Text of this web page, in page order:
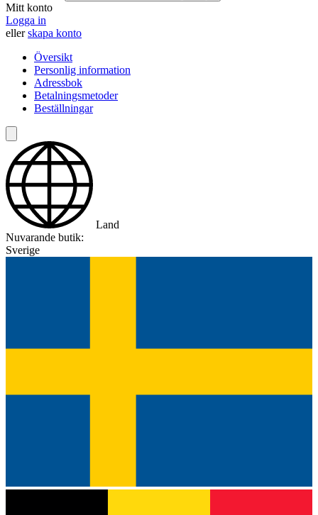
Mitt konto
Logga in
ellerskapa konto
Översikt
Personlig information
Adressbok
Betalningsmetoder
Beställningar
Land
Nuvarande butik:
Sverige